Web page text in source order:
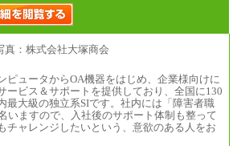
ピュータからOA機器をはじめ、企業様向けに
ービス＆サポートを提供しており、全国に130
最大級の独立系SIです。社内には「障害者職
いますので、入社後のサポート体制も整って
チャレンジしたいという、意欲のある人をお